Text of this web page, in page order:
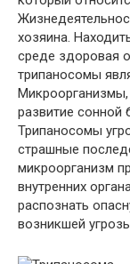
хозяина.
среде здоровая
трипаносомы
развитие сонной
Трипаносомы
страшные
микроорганизм
внутренних
распознать
возникшей